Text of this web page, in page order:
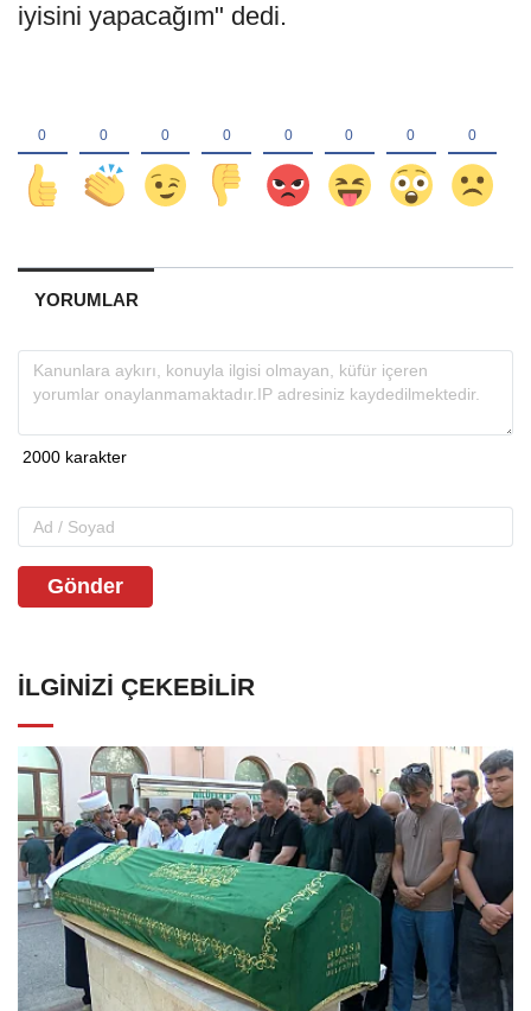
iyisini yapacağım" dedi.
YORUMLAR
Gönder
İLGINIZI ÇEKEBILIR